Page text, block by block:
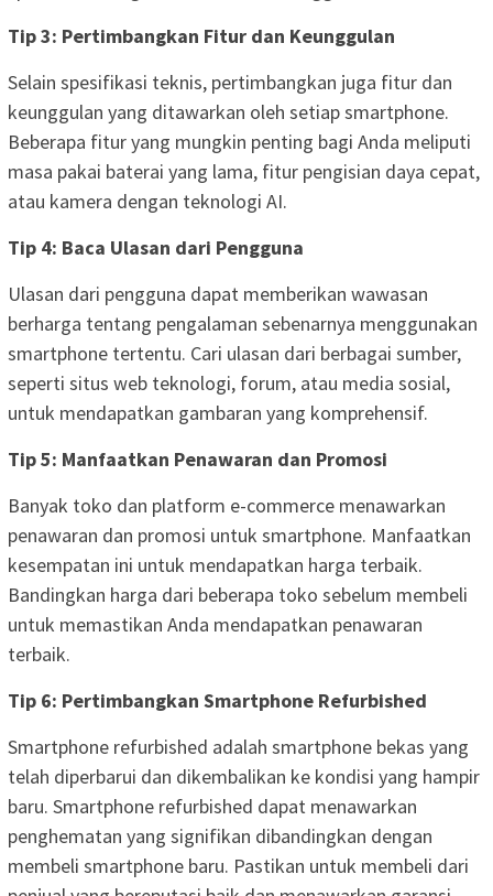
Tip 3: Pertimbangkan Fitur dan Keunggulan
Selain spesifikasi teknis, pertimbangkan juga fitur dan
keunggulan yang ditawarkan oleh setiap smartphone.
Beberapa fitur yang mungkin penting bagi Anda meliputi
masa pakai baterai yang lama, fitur pengisian daya cepat,
atau kamera dengan teknologi AI.
Tip 4: Baca Ulasan dari Pengguna
Ulasan dari pengguna dapat memberikan wawasan
berharga tentang pengalaman sebenarnya menggunakan
smartphone tertentu. Cari ulasan dari berbagai sumber,
seperti situs web teknologi, forum, atau media sosial,
untuk mendapatkan gambaran yang komprehensif.
Tip 5: Manfaatkan Penawaran dan Promosi
Banyak toko dan platform e-commerce menawarkan
penawaran dan promosi untuk smartphone. Manfaatkan
kesempatan ini untuk mendapatkan harga terbaik.
Bandingkan harga dari beberapa toko sebelum membeli
untuk memastikan Anda mendapatkan penawaran
terbaik.
Tip 6: Pertimbangkan Smartphone Refurbished
Smartphone refurbished adalah smartphone bekas yang
telah diperbarui dan dikembalikan ke kondisi yang hampir
baru. Smartphone refurbished dapat menawarkan
penghematan yang signifikan dibandingkan dengan
membeli smartphone baru. Pastikan untuk membeli dari